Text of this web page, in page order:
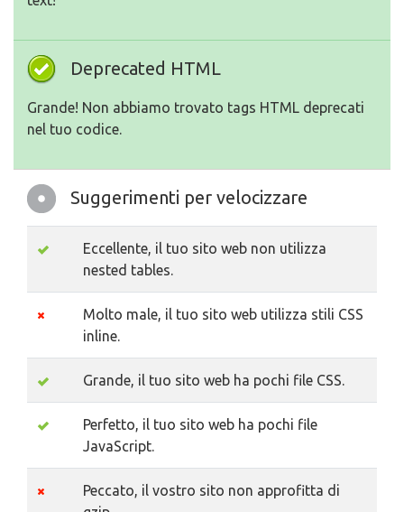
Deprecated HTML
Grande! Non abbiamo trovato tags HTML deprecati
nel tuo codice.
Suggerimenti per velocizzare
Eccellente, il tuo sito web non utilizza
nested tables.
Molto male, il tuo sito web utilizza stili CSS
inline.
Grande, il tuo sito web ha pochi file CSS.
Perfetto, il tuo sito web ha pochi file
JavaScript.
Peccato, il vostro sito non approfitta di